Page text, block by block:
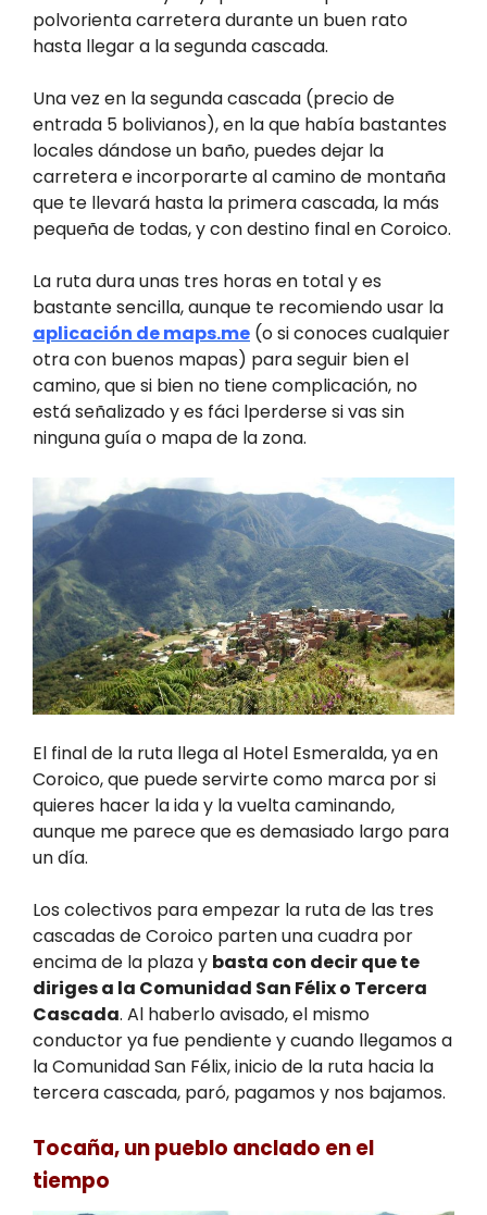
polvorienta carretera durante un buen rato
hasta llegar a la segunda cascada.
Una vez en la segunda cascada (precio de
entrada 5 bolivianos), en la que había bastantes
locales dándose un baño, puedes dejar la
carretera e incorporarte al camino de montaña
que te llevará hasta la primera cascada, la más
pequeña de todas, y con destino final en Coroico.
La ruta dura unas tres horas en total y es
bastante sencilla, aunque te recomiendo usar la
aplicación de maps.me (o si conoces cualquier
otra con buenos mapas) para seguir bien el
camino, que si bien no tiene complicación, no
está señalizado y es fáci lperderse si vas sin
ninguna guía o mapa de la zona.
El final de la ruta llega al Hotel Esmeralda, ya en
Coroico, que puede servirte como marca por si
quieres hacer la ida y la vuelta caminando,
aunque me parece que es demasiado largo para
un día.
Los colectivos para empezar la ruta de las tres
cascadas de Coroico partenuna cuadra por
encima de la plaza y basta con decir que te
diriges a la Comunidad San Félix o Tercera
Cascada. Al haberlo avisado, el mismo
conductor ya fue pendientey cuando llegamos a
la Comunidad San Félix, inicio de la ruta hacia la
tercera cascada, paró, pagamos y nos bajamos.
Tocaña, un pueblo anclado en el
tiempo